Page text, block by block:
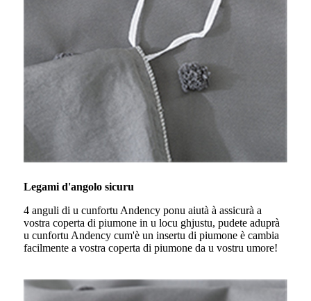
Legami d'angolo sicuru
4 anguli di u cunfortu Andency ponu aiutà à assicurà a
vostra coperta di piumone in u locu ghjustu, pudete aduprà
u cunfortu Andency cum'è un insertu di piumone è cambia
facilmente a vostra coperta di piumone da u vostru umore!